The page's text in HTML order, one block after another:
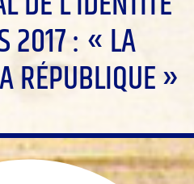
2017 : « LA
RÉPUBLIQUE »